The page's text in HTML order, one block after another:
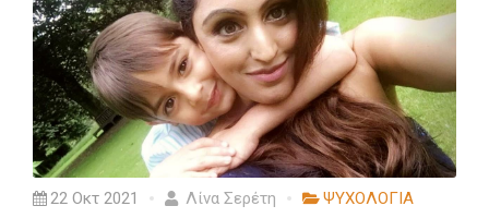
22 Οκτ 2021 Λίνα Σερέτη ΨΥΧΟΛΟΓΙΑ